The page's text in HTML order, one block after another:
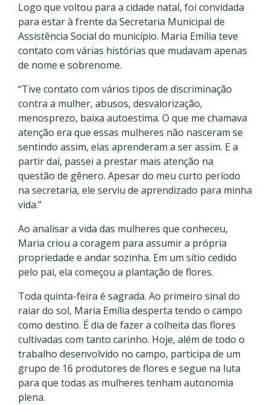
Logo que voltou para a cidade natal, foi convidada
para estar à frente da Secretaria Municipal de
Assistência Social do município. Maria Emília teve
contato com várias histórias que mudavam apenas
de nome e sobrenome.
“Tive contato com vários tipos de discriminação
contra a mulher, abusos, desvalorização,
menosprezo, baixa autoestima. O que me chamava
atenção era que essas mulheres não nasceram se
sentindo assim, elas aprenderam a ser assim. E a
partir daí, passei a prestar mais atenção na
questão de gênero. Apesar do meu curto período
na secretaria, ele serviu de aprendizado para minha
vida.”
Ao analisar a vida das mulheres que conheceu,
Maria criou a coragem para assumir a própria
propriedade e andar sozinha. Em um sítio cedido
pelo pai, ela começou a plantação de flores.
Toda quinta-feira é sagrada. Ao primeiro sinal do
raiar do sol, Maria Emília desperta tendo o campo
como destino. É dia de fazer a colheita das flores
cultivadas com tanto carinho. Hoje, além de todo o
trabalho desenvolvido no campo, participa de um
grupo de 16 produtores de flores e segue na luta
para que todas as mulheres tenham autonomia
plena.